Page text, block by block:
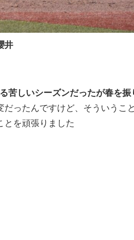
井
苦しいシーズンだったが春を振
ったんですけど、そういうこ
とを頑張りました